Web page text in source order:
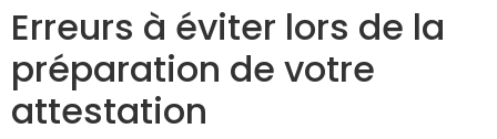
Erreurs à éviter lors de la
préparation de votre
attestation